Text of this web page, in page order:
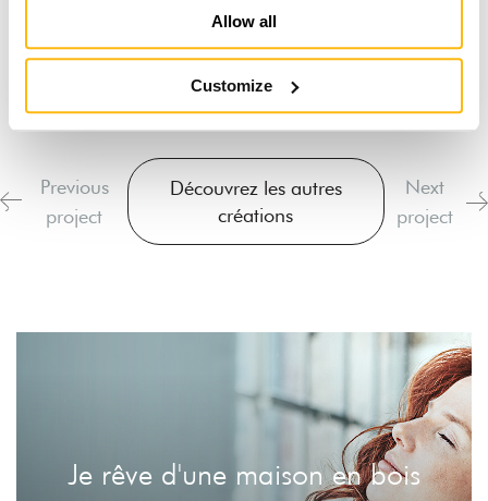
Allow all
Customize
Previous
project
Découvrez les autres
créations
Next
project
Je rêve d'une maison en bois